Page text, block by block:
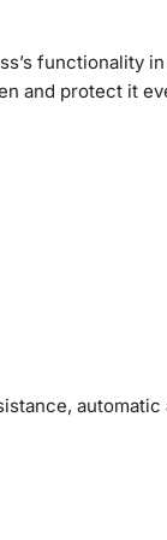
functionality
and protect it
automatic